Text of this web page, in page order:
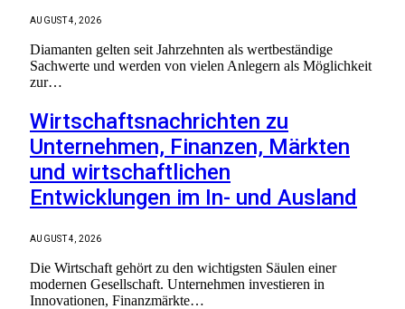
AUGUST 4, 2026
Diamanten gelten seit Jahrzehnten als wertbeständige
Sachwerte und werden von vielen Anlegern als Möglichkeit
zur…
Wirtschaftsnachrichten zu
Unternehmen, Finanzen, Märkten
und wirtschaftlichen
Entwicklungen im In- und Ausland
AUGUST 4, 2026
Die Wirtschaft gehört zu den wichtigsten Säulen einer
modernen Gesellschaft. Unternehmen investieren in
Innovationen, Finanzmärkte…